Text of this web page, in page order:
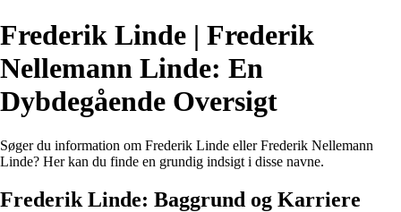
Frederik Linde | Frederik
Nellemann Linde: En
Dybdegående Oversigt
Søger du information om Frederik Linde eller Frederik Nellemann
Linde? Her kan du finde en grundig indsigt i disse navne.
Frederik Linde: Baggrund og Karriere